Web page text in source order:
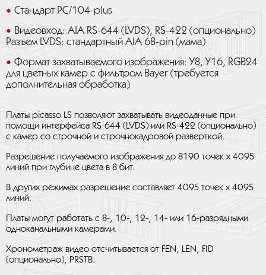
Стандарт PC/104-plus
Видеовход: AIA RS-644 (LVDS), RS-422 (опционально)
Разъем LVDS: стандартный AIA 68-pin (мама)
Формат захватываемого изображения: Y8, Y16, RGB24
для цветных камер с фильтром Bayer (требуется
дополнительная обработка)
Платы picasso LS позволяют захватывать видеоданные при
помощи интерфейса RS-644 (LVDS) или RS-422 (опционально)
с камер со строчной и строчнокадровой разверткой.
Разрешение получаемого изображения до 8190 точек х 4095
линий при глубине цвета в 8 бит.
В других режимах разрешение составляет 4095 точек х 4095
линий.
Платы могут работать с 8-, 10-, 12-, 14- или 16-разрядными
одноканальными камерами.
Хронометраж видео отсчитывается от FEN, LEN, FID
(опционально), PRSTB.